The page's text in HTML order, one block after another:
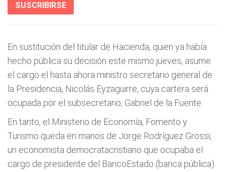
SUSCRIBIRSE
En sustitución del titular de Hacienda, quien ya había
hecho pública su decisión este mismo jueves, asume
el cargo el hasta ahora ministro secretario general de
la Presidencia, Nicolás Eyzaguirre, cuya cartera será
ocupada por el subsecretario, Gabriel de la Fuente.
En tanto, el Ministerio de Economía, Fomento y
Turismo queda en manos de Jorge Rodríguez Grossi,
un economista democratacristiano que ocupaba el
cargo de presidente del BancoEstado (banca pública)